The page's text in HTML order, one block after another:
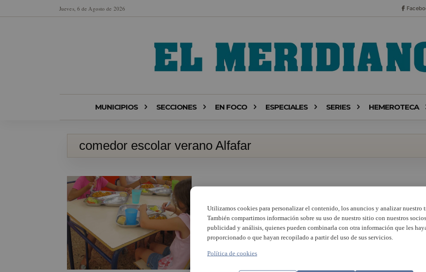
Jueves, 6 de Agosto de 2026
MUNICIPIOS SECCIONES EN FOCO ESPECIALES SERIES HEMEROTECA
comedor escolar verano Alfafar
Utilizamos cookies para personalizar el contenido, los anuncios y analizar nuestro
También compartimos información sobre su uso de nuestro sitio con nuestros
publicidad y análisis, quienes pueden combinarla con otra información que les
proporcionado o que hayan recopilado a partir del uso de sus servicios.
Política de cookies